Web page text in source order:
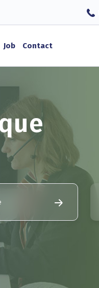
Job Contact